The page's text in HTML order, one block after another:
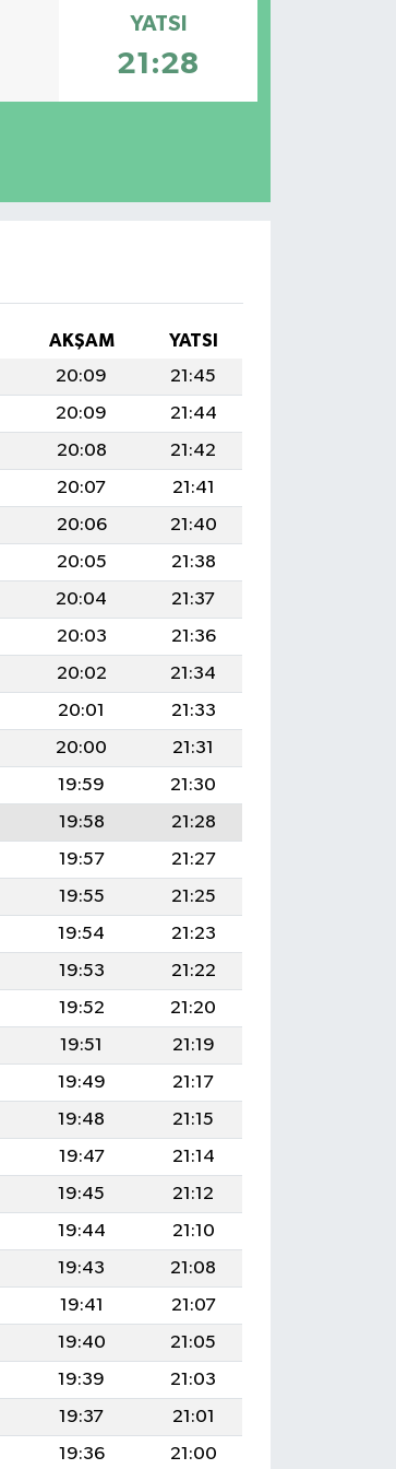
YATSI
21:28
AKŞAM
YATSI
20:09
21:45
20:09
21:44
20:08
21:42
20:07
21:41
20:06
21:40
20:05
21:38
20:04
21:37
20:03
21:36
20:02
21:34
20:01
21:33
20:00
21:31
19:59
21:30
19:58
21:28
19:57
21:27
19:55
21:25
19:54
21:23
19:53
21:22
19:52
21:20
19:51
21:19
19:49
21:17
19:48
21:15
19:47
21:14
19:45
21:12
19:44
21:10
19:43
21:08
19:41
21:07
19:40
21:05
19:39
21:03
19:37
21:01
19:36 21:00